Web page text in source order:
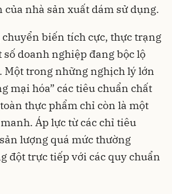
nhà sản xuất dám sử dụng.
biến tích cực, thực trạng
doanh nghiệp đang bộc lộ
Một trong những nghịch lý lớn
mại hóa” các tiêu chuẩn chất
thực phẩm chỉ còn là một
Áp lực từ các chỉ tiêu
lượng quá mức thường
đột trực tiếp với các quy chuẩn